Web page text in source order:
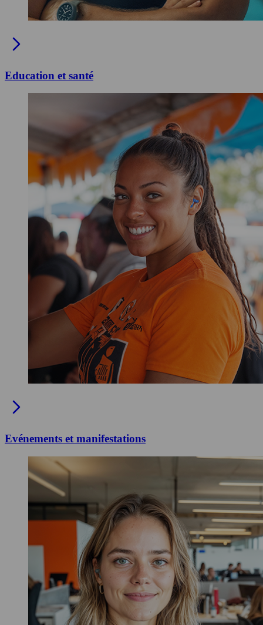
Education et santé
Evénements et manifestations